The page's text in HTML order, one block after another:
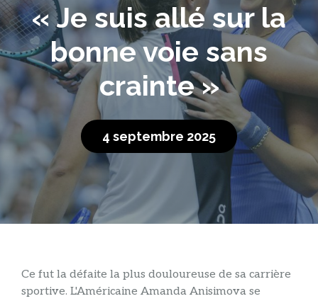
« Je suis allé sur la
bonne voie sans
crainte »
4 septembre 2025
Ce fut la défaite la plus douloureuse de sa carrière
sportive. L'Américaine Amanda Anisimova se